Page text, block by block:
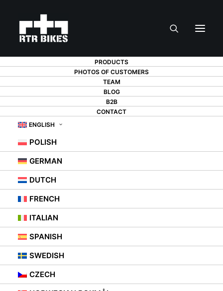
PRODUCTS
PHOTOS OF CUSTOMERS
TEAM
BLOG
B2B
CONTACT
ENGLISH
POLISH
GERMAN
DUTCH
FRENCH
ITALIAN
SPANISH
SWEDISH
CZECH
HOW TO CLEAN
AND STORE A
BICYCLE HELMET?
29 OCTOBER 2021